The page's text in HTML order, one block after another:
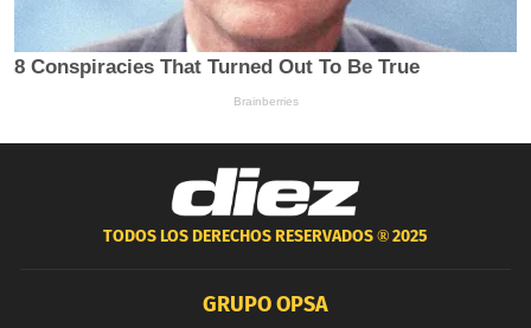
TODOS LOS DERECHOS RESERVADOS ®2025
GRUPO OPSA